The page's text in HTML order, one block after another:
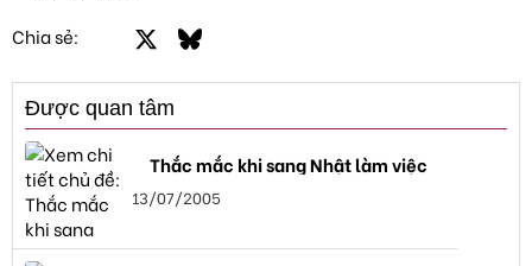
Chia sẻ: FacebookBluesky
Được quan tâm
Thắc mắc khi sang Nhật làm việc
13/07/2005